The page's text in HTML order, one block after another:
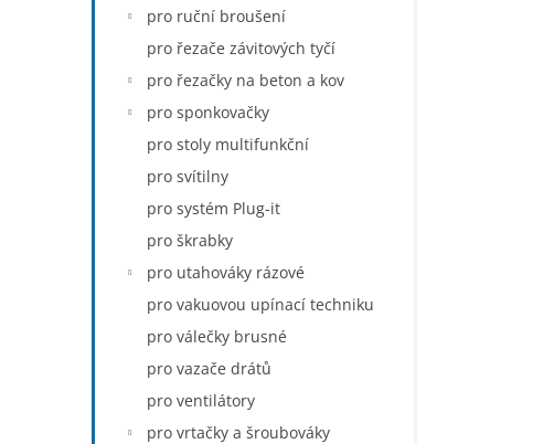
pro ruční broušení
pro řezače závitových tyčí
pro řezačky na beton a kov
pro sponkovačky
pro stoly multifunkční
pro svítilny
pro systém Plug-it
pro škrabky
pro utahováky rázové
pro vakuovou upínací techniku
pro válečky brusné
pro vazače drátů
pro ventilátory
pro vrtačky a šroubováky